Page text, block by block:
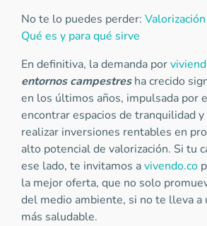
No te lo puedes perder:
Qué es y para qué sirve
En definitiva, la demanda por
entornos campestresha crecido
en los últimos años, impulsada por
encontrar espacios de tranquilidad
realizar inversiones rentables en
alto potencial de valorización. Si tu
ese lado, te invitamos avivendo.co
la mejor oferta, que no solo
del medio ambiente, si no te lleva a
más saludable.